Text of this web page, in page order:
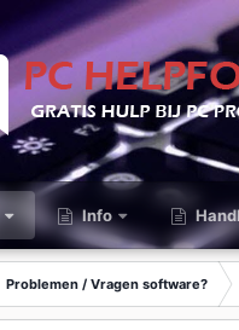
Info
Problemen / Vragen software?